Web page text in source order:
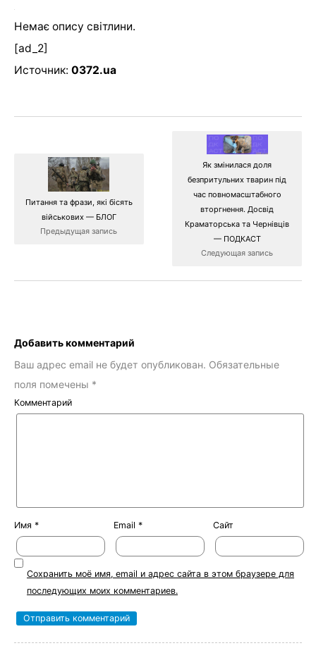
Немає опису світлини.
[ad_2]
Источник: 0372.ua
Питання та фрази, які бісять
військових — БЛОГ
Предыдущая запись
Як змінилася доля
безпритульних тварин під
час повномасштабного
вторгнення. Досвід
Краматорська та Чернівців
— ПОДКАСТ
Следующая запись
Добавить комментарий
Ваш адрес email не будет опубликован. Обязательные
поля помечены *
Комментарий
Имя * Email * Сайт
Сохранить моё имя, email и адрес сайта в этом браузере для
последующих моих комментариев.